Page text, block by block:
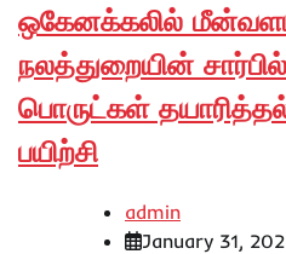
ஒகேனக்கலில்
நலத்துறையின்
பொருட்கள்
பயிற்சி
admin
January 31,